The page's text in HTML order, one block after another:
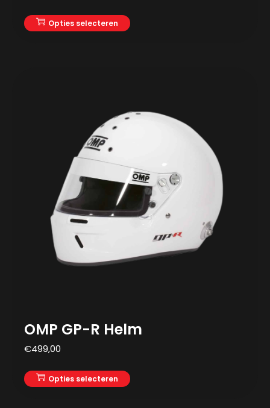
Opties selecteren
OMP GP-R Helm
€499,00
Opties selecteren